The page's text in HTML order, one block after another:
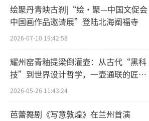
其中，M4铜盒出土时，盖
绳残存,盒内满盛混合红色物质
残留物时，又在铜盒内发现一
长柄圆舌铜勺，为探索此类微
用途提供了重要线索。
绘聚丹青映古刹|“绘·聚—中国文促会
中国画作品邀请展”登陆北海阐福寺
2026-07-10 19:42:58
耀州窑青釉提梁倒灌壶：从古代“黑科
技”到世界设计哲学，一壶通联的匠心
宇宙
2026-05-26 11:43:24
芭蕾舞剧《写意敦煌》在兰州首演